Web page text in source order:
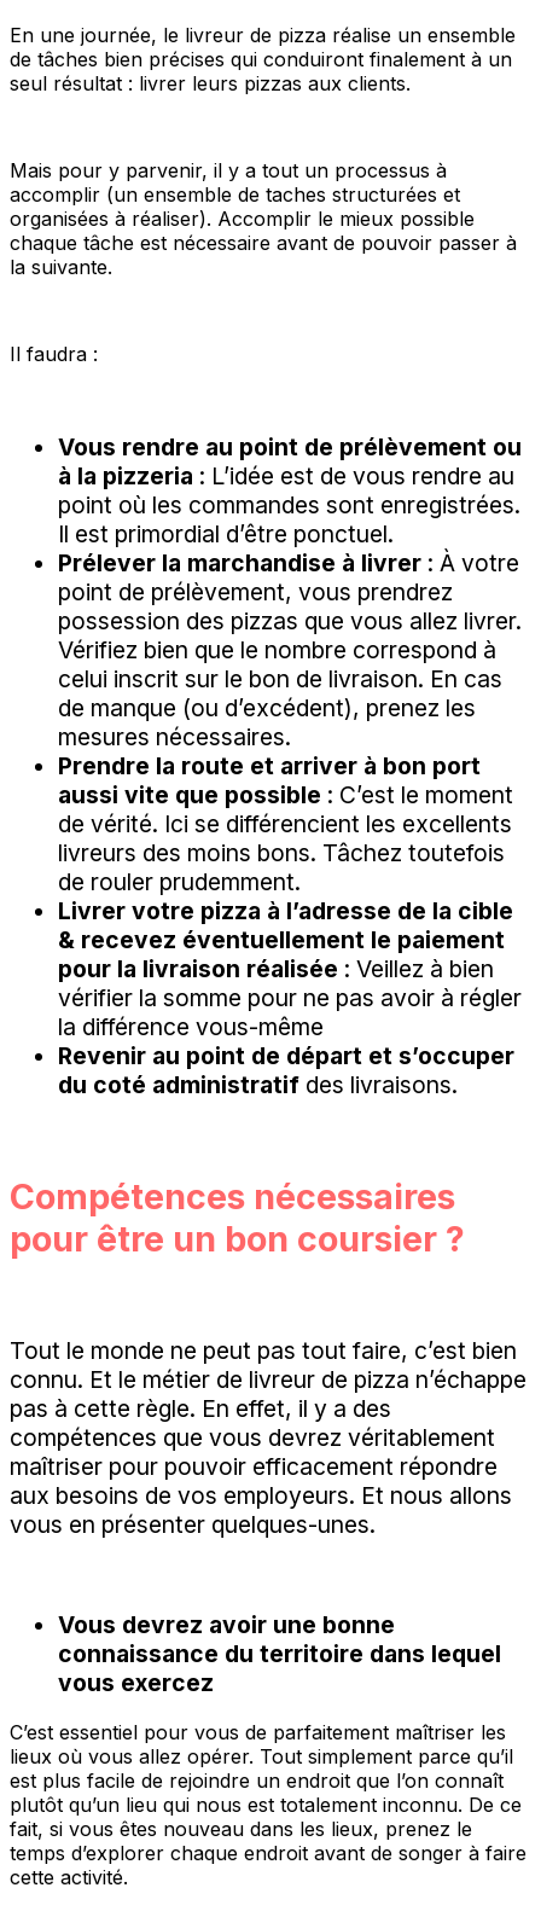
En une journée, le livreur de pizza réalise un ensemble
de tâches bien précises qui conduiront finalement à un
seul résultat : livrer leurs pizzas aux clients.
Mais pour y parvenir, il y a tout un processus à
accomplir (un ensemble de taches structurées et
organisées à réaliser). Accomplir le mieux possible
chaque tâche est nécessaire avant de pouvoir passer à
la suivante.
Il faudra :
Vous rendre au point de prélèvement ou
à la pizzeria : L’idée est de vous rendre au
point où les commandes sont enregistrées.
Il est primordial d’être ponctuel.
Prélever la marchandise à livrer : À votre
point de prélèvement, vous prendrez
possession des pizzas que vous allez livrer.
Vérifiez bien que le nombre correspond à
celui inscrit sur le bon de livraison. En cas
de manque (ou d’excédent), prenez les
mesures nécessaires.
Prendre la route et arriver à bon port
aussi vite que possible : C’est le moment
de vérité. Ici se différencient les excellents
livreurs des moins bons. Tâchez toutefois
de rouler prudemment.
Livrer votre pizza à l’adresse de la cible
& recevez éventuellement le paiement
pour la livraison réalisée : Veillez à bien
vérifier la somme pour ne pas avoir à régler
la différence vous-même
Revenir au point de départ et s’occuper
du coté administratif des livraisons.
Compétences nécessaires
pour être un bon coursier ?
Tout le monde ne peut pas tout faire, c’est bien
connu. Et le métier de livreur de pizza n’échappe
pas à cette règle. En effet, il y a des
compétences que vous devrez véritablement
maîtriser pour pouvoir efficacement répondre
aux besoins de vos employeurs. Et nous allons
vous en présenter quelques-unes.
Vous devrez avoir une bonne
connaissance du territoire dans lequel
vous exercez
C’est essentiel pour vous de parfaitement maîtriser les
lieux où vous allez opérer. Tout simplement parce qu’il
est plus facile de rejoindre un endroit que l’on connaît
plutôt qu’un lieu qui nous est totalement inconnu. De ce
fait, si vous êtes nouveau dans les lieux, prenez le
temps d’explorer chaque endroit avant de songer à faire
cette activité.